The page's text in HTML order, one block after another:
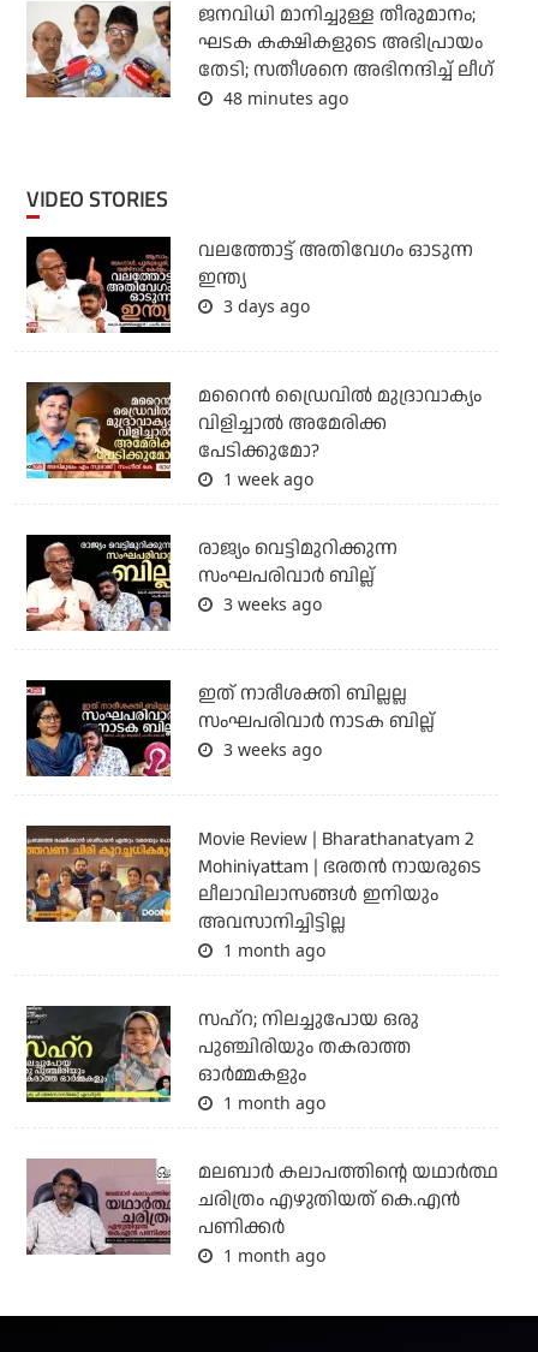
ജനവിധി മാനിച്ചുള്ള തീരുമാനം;
ഘടക കക്ഷികളുടെ അഭിപ്രായം
തേടി; സതീശനെ അഭിനന്ദിച്ച് ലീഗ്
48 minutes ago
VIDEO STORIES
വലത്തോട്ട് അതിവേഗം ഓടുന്ന
ഇന്ത്യ
3 days ago
മറൈൻ ഡ്രൈവിൽ മുദ്രാവാക്യം
വിളിച്ചാൽ അമേരിക്ക
പേടിക്കുമോ?
1 week ago
രാജ്യം വെട്ടിമുറിക്കുന്ന
സംഘപരിവാർ ബില്ല്
3 weeks ago
ഇത് നാരീശക്തി ബില്ലല്ല
സംഘപരിവാർ നാടക ബില്ല്
3 weeks ago
Movie Review | Bharathanatyam 2
Mohiniyattam | ഭരതന്‍ നായരുടെ
ലീലാവിലാസങ്ങള്‍ ഇനിയും
അവസാനിച്ചിട്ടില്ല
1 month ago
സഹ്‌റ; നിലച്ചുപോയ ഒരു
പുഞ്ചിരിയും തകരാത്ത
ഓര്‍മ്മകളും
1 month ago
മലബാർ കലാപത്തിന്റെ യഥാർത്ഥ
ചരിത്രം എഴുതിയത് കെ.എൻ
പണിക്കർ
1 month ago